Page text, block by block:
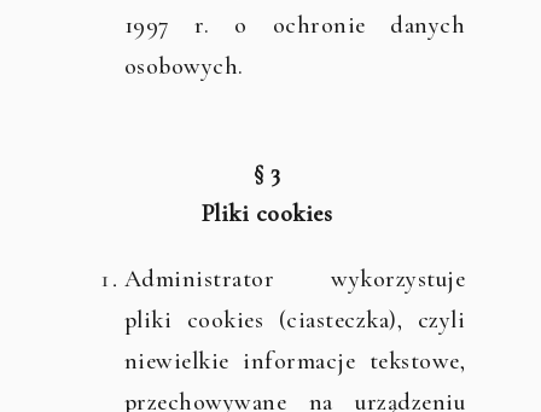
1997 r. o ochronie danych
osobowych.
§ 3
Pliki cookies
Administrator wykorzystuje
pliki cookies (ciasteczka), czyli
niewielkie informacje tekstowe,
przechowywane na urządzeniu